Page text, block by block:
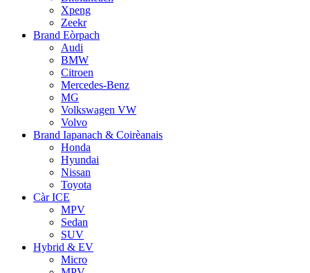
Xpeng
Zeekr
Brand Eòrpach
Audi
BMW
Citroen
Mercedes-Benz
MG
Volkswagen VW
Volvo
Brand Iapanach & Coirèanais
Honda
Hyundai
Nissan
Toyota
Càr ICE
MPV
Sedan
SUV
Hybrid & EV
Micro